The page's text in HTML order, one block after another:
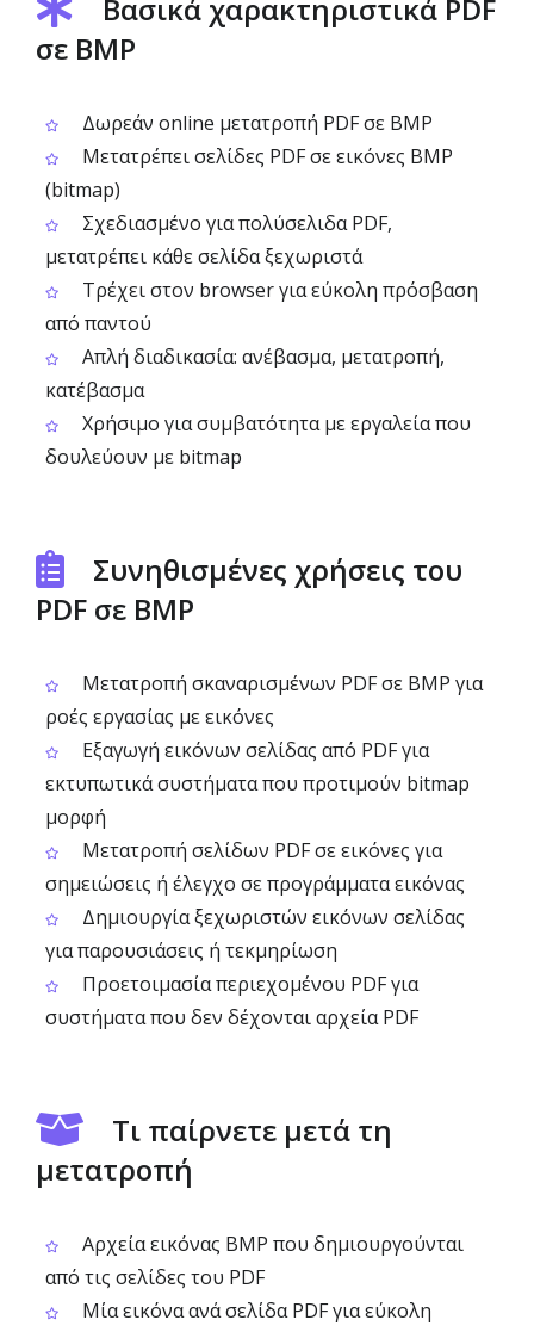
Βασικά χαρακτηριστικά PDF
σε BMP
Δωρεάν online μετατροπή PDF σε BMP
Μετατρέπει σελίδες PDF σε εικόνες BMP
(bitmap)
Σχεδιασμένο για πολύσελιδα PDF,
μετατρέπει κάθε σελίδα ξεχωριστά
Τρέχει στον browser για εύκολη πρόσβαση
από παντού
Απλή διαδικασία: ανέβασμα, μετατροπή,
κατέβασμα
Χρήσιμο για συμβατότητα με εργαλεία που
δουλεύουν με bitmap
Συνηθισμένες χρήσεις του
PDF σε BMP
Μετατροπή σκαναρισμένων PDF σε BMP για
ροές εργασίας με εικόνες
Εξαγωγή εικόνων σελίδας από PDF για
εκτυπωτικά συστήματα που προτιμούν bitmap
μορφή
Μετατροπή σελίδων PDF σε εικόνες για
σημειώσεις ή έλεγχο σε προγράμματα εικόνας
Δημιουργία ξεχωριστών εικόνων σελίδας
για παρουσιάσεις ή τεκμηρίωση
Προετοιμασία περιεχομένου PDF για
συστήματα που δεν δέχονται αρχεία PDF
Τι παίρνετε μετά τη
μετατροπή
Αρχεία εικόνας BMP που δημιουργούνται
από τις σελίδες του PDF
Μία εικόνα ανά σελίδα PDF για εύκολη